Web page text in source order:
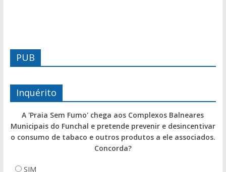
PUB
Inquérito
A 'Praia Sem Fumo' chega aos Complexos Balneares
Municipais do Funchal e pretende prevenir e desincentivar
o consumo de tabaco e outros produtos a ele associados.
Concorda?
SIM